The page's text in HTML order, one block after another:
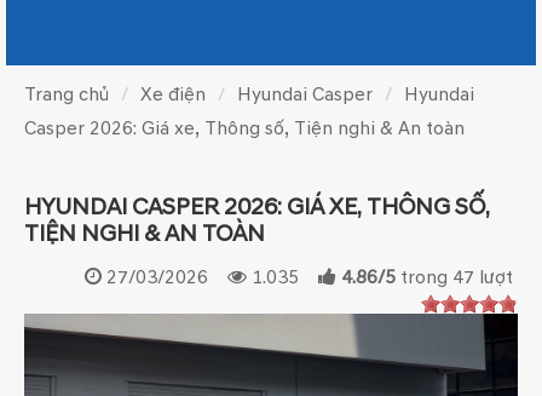
Trang chủ Xe điện Hyundai Casper
Hyundai
Casper 2026: Giá xe, Thông số, Tiện nghi & An toàn
HYUNDAI CASPER 2026: GIÁ XE, THÔNG SỐ,
TIỆN NGHI & AN TOÀN
27/03/2026 1.035 4.86/5 trong 47 lượt